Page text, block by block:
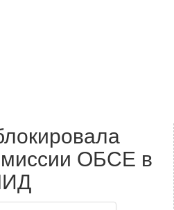
ОБСЕ в